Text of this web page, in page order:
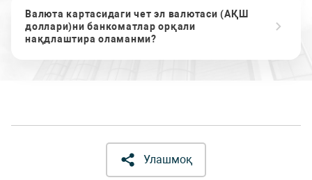
Валюта картасидаги чет эл валютаси (АҚШ
доллари)ни банкоматлар орқали
нақдлаштира оламанми?
Улашмоқ